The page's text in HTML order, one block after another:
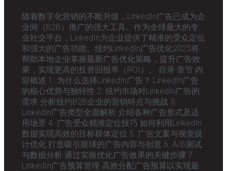
随着数字化营销的不断升级，LinkedIn广告已成为企
业间（B2B）推广的强大工具。作为全球最大的专
业社交平台，LinkedIn为企业提供了精准的受众定位
和强大的广告功能。纽约LinkedIn广告优化2025将
帮助本地企业掌握最新广告优化策略，提升广告效
果，实现更高的投资回报率（ROI）。 目录 章节 内
容概述 1. 为什么选择LinkedIn广告？ LinkedIn广告
的核心优势与独特性 2. 纽约市场对LinkedIn广告的
需求 分析纽约B2B企业的营销特点与挑战 3.
LinkedIn广告类型全面解析 介绍各种广告形式及适
用场景 4. 广告受众精准定位技巧 如何利用LinkedIn
数据实现高效的目标群体定位 5. 广告文案与视觉设
计优化 打造吸引眼球的广告内容与创意 6. A/B测试
与数据分析 通过实验优化广告效果的关键步骤 7.
LinkedIn广告预算管理 高效分配广告预算以实现最